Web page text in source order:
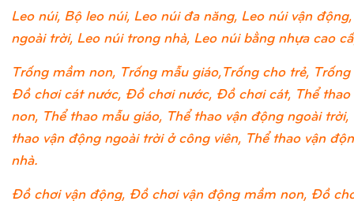
Leo núi, Bộ leo núi, Leo núi đa năng, Leo núi vận
ngoài trời, Leo núi trong nhà, Leo núi bằng nhựa cao
Trống mầm non, Trống mẫu giáo,Trống cho trẻ, Trống
Đồ chơi cát nước, Đồ chơi nước, Đồ chơi cát, Thể
non, Thể thao mẫu giáo, Thể thao vận động ngoài trời,
thao vận động ngoài trời ở công viên, Thể thao vận
nhà.
Đồ chơi vận động, Đồ chơi vận động mầm non, Đồ